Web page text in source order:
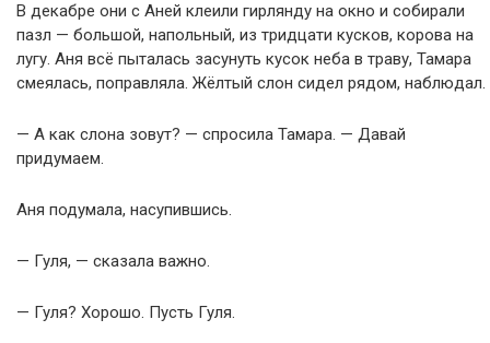
В декабре они с Аней клеили гирлянду на окно и собирали
пазл — большой, напольный, из тридцати кусков, корова на
лугу. Аня всё пыталась засунуть кусок неба в траву, Тамара
смеялась, поправляла. Жёлтый слон сидел рядом, наблюдал.
— А как слона зовут? — спросила Тамара. — Давай
придумаем.
Аня подумала, насупившись.
— Гуля, — сказала важно.
— Гуля? Хорошо. Пусть Гуля.